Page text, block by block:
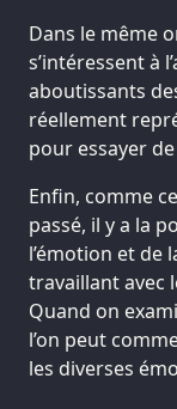
Dans le même
s’intéressent à
aboutissants
réellement
pour essayer
Enfin, comme
passé, il y a la
l’émotion et de
travaillant avec
Quand on
l’on peut
les diverses